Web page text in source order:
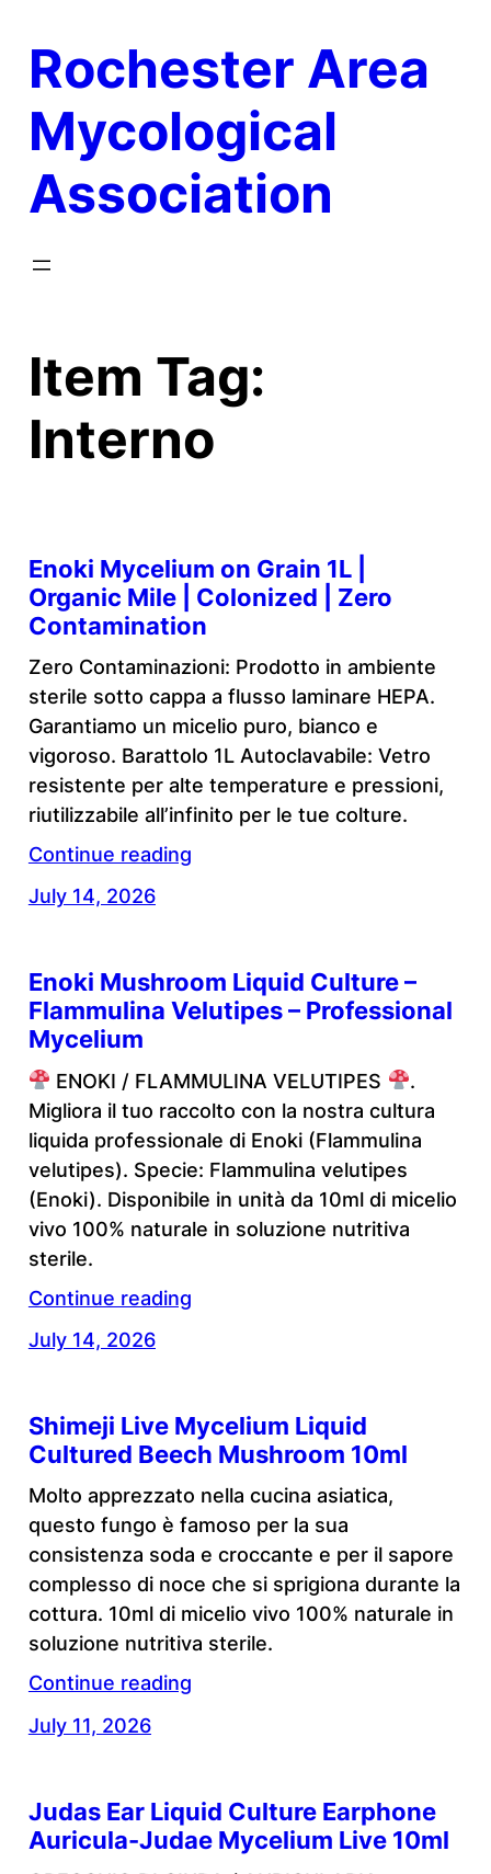
content
Rochester Area
Mycological
Association
Item Tag:
Interno
Enoki Mycelium on Grain 1L |
Organic Mile | Colonized | Zero
Contamination
Zero Contaminazioni: Prodotto in ambiente
sterile sotto cappa a flusso laminare HEPA.
Garantiamo un micelio puro, bianco e
vigoroso. Barattolo 1L Autoclavabile: Vetro
resistente per alte temperature e pressioni,
riutilizzabile all’infinito per le tue colture.
Continue reading
July 14, 2026
Enoki Mushroom Liquid Culture –
Flammulina Velutipes – Professional
Mycelium
ENOKI / FLAMMULINA VELUTIPES
.
Migliora il tuo raccolto con la nostra cultura
liquida professionale di Enoki (Flammulina
velutipes). Specie: Flammulina velutipes
(Enoki). Disponibile in unità da 10ml di micelio
vivo 100% naturale in soluzione nutritiva
sterile.
Continue reading
July 14, 2026
Shimeji Live Mycelium Liquid
Cultured Beech Mushroom 10ml
Molto apprezzato nella cucina asiatica,
questo fungo è famoso per la sua
consistenza soda e croccante e per il sapore
complesso di noce che si sprigiona durante la
cottura. 10ml di micelio vivo 100% naturale in
soluzione nutritiva sterile.
Continue reading
July 11, 2026
Judas Ear Liquid Culture Earphone
Auricula-Judae Mycelium Live 10ml